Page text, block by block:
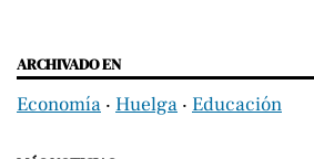
ARCHIVADO EN
Economía ‧ Huelga ‧ Educación